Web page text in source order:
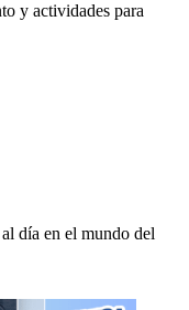
y actividades para
día en el mundo del